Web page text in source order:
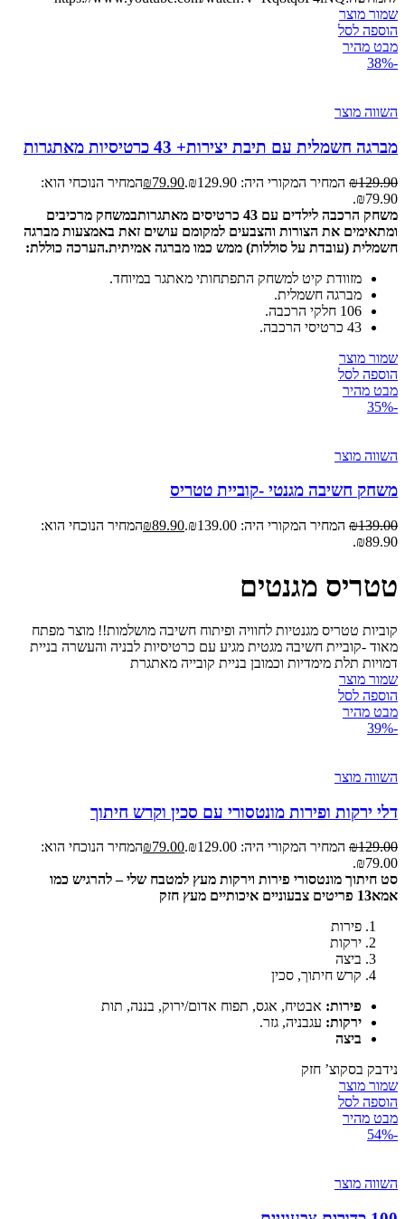
שמור מוצר
הוספה לסל
מבט מהיר
-38%
השווה מוצר
מברגה חשמלית עם תיבת יצירות+ 43 כרטיסיות מאתגרות
₪129.90 המחיר המקורי היה: ₪129.90. ₪79.90
המחיר הנוכחי הוא:
₪79.90.
משחק הרכבה לילדים עם 43 כרטיסים מאתגרות
במשחק מרכיבים
ומתאימים את הצורות והצבעים למקומם עושים זאת באמצעות מברגה
חשמלית (עובדת על סוללות) ממש כמו מברגה אמיתית.הערכה כוללת:
מזוודת קיט למשחק התפתחותי מאתגר במיוחד.
מברגה חשמלית.
106 חלקי הרכבה.
43 כרטיסי הרכבה.
שמור מוצר
הוספה לסל
מבט מהיר
-35%
השווה מוצר
משחק חשיבה מגנטי -קוביית טטריס
₪139.00 המחיר המקורי היה: ₪139.00. ₪89.90
המחיר הנוכחי הוא:
₪89.90.
טטריס מגנטים
קוביות טטריס מגנטיות לחוויה ופיתוח חשיבה מושלמות!! מוצר מפתח
מאוד -קוביית חשיבה מגטית מגיע עם כרטיסיות לבניה והעשרה בניית
דמויות תלת מימדיות וכמובן בניית קובייה מאתגרת
שמור מוצר
הוספה לסל
מבט מהיר
-39%
השווה מוצר
דלי ירקות ופירות מונטסורי עם סכין וקרש חיתוך
₪129.00 המחיר המקורי היה: ₪129.00. ₪79.00
המחיר הנוכחי הוא:
₪79.00.
סט חיתוך מונטסורי פירות וירקות מעץ למטבח שלי – להרגיש כמו
אמא13 פריטים צבעוניים איכותיים מעץ חזק
פירות
ירקות
ביצה
קרש חיתוך, סכין
פירות: אבטיח, אגס, תפוח אדום/ירוק, בננה, תות
ירקות: עגבניה, גזר.
ביצה
נידבק בסקוצ’ חזק
שמור מוצר
הוספה לסל
מבט מהיר
-54%
השווה מוצר